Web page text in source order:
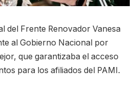
del Frente Renovador Vanesa
al Gobierno Nacional por
que garantizaba el acceso
para los afiliados del PAMI.